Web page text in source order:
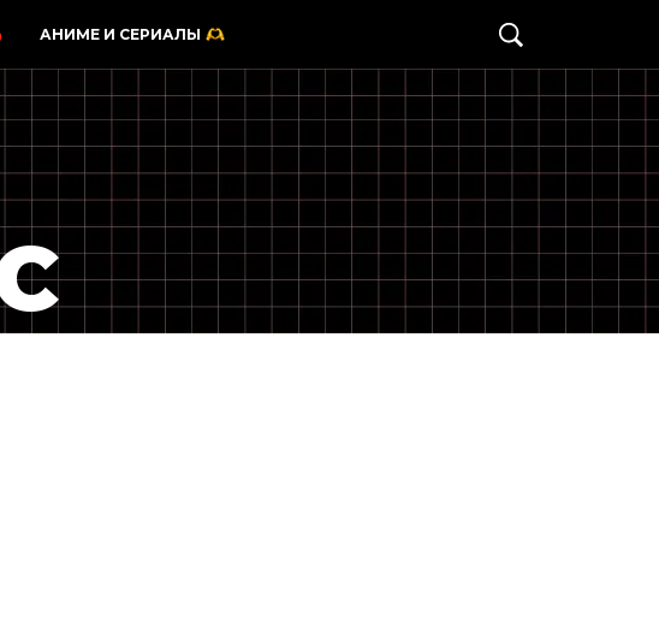
АНИМЕ И СЕРИАЛЫ